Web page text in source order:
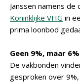
Janssen namens
Koninklijke VHG in
prima loonbod
Geen 9%, maar 6%
De vakbonden
gesproken over